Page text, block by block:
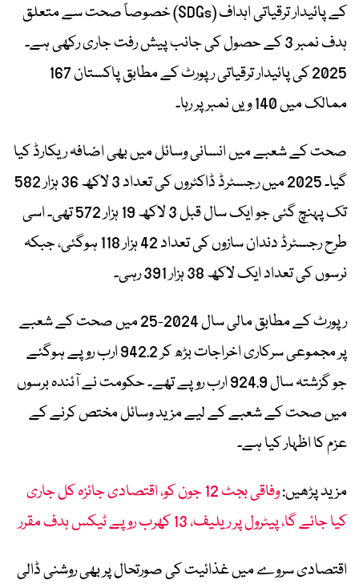
کے پائیدار ترقیاتی اہداف (SDGs) خصوصاً صحت سے متعلق
ہدف نمبر 3 کے حصول کی جانب پیش رفت جاری رکھی ہے۔
2025 کی پائیدار ترقیاتی رپورٹ کے مطابق پاکستان 167
ممالک میں 140 ویں نمبر پر رہا۔
صحت کے شعبے میں انسانی وسائل میں بھی اضافہ ریکارڈ کیا
گیا۔ 2025 میں رجسٹرڈ ڈاکٹروں کی تعداد 3 لاکھ 36 ہزار 582
تک پہنچ گئی جو ایک سال قبل 3 لاکھ 19 ہزار 572 تھی۔ اسی
طرح رجسٹرڈ دندان سازوں کی تعداد 42 ہزار 118 ہوگئی، جبکہ
نرسوں کی تعداد ایک لاکھ 38 ہزار 391 رہی۔
رپورٹ کے مطابق مالی سال 2024-25 میں صحت کے شعبے
پر مجموعی سرکاری اخراجات بڑھ کر 942.2 ارب روپے ہوگئے
جو گزشتہ سال 924.9 ارب روپے تھے۔ حکومت نے آئندہ برسوں
میں صحت کے شعبے کے لیے مزید وسائل مختص کرنے کے
عزم کا اظہار کیا ہے۔
مزید پڑھیں:
وفاقی بجٹ 12 جون کو، اقتصادی جائزہ کل جاری
کیا جائے گا، پیٹرول پر ریلیف، 13 کھرب روپے ٹیکس ہدف مقرر
اقتصادی سروے میں غذائیت کی صورتحال پر بھی روشنی ڈالی